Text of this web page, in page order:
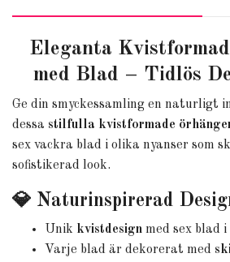
Eleganta
med Blad – Tidlös
Ge din smyckessamling en naturligt
dessa stilfulla kvistformade
sex vackra blad i olika nyanser som
sofistikerad look.
💎 Naturinspirerad
Unik kvistdesign med sex blad
Varje blad är dekorerat med